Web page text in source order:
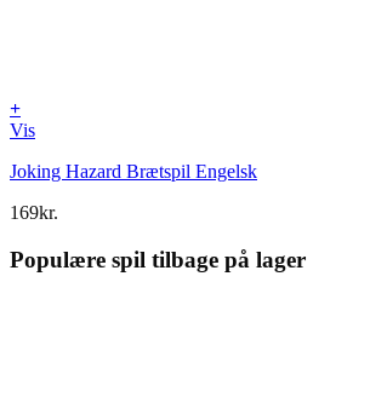
+
Vis
Joking Hazard Brætspil Engelsk
169kr.
Populære spil tilbage på lager